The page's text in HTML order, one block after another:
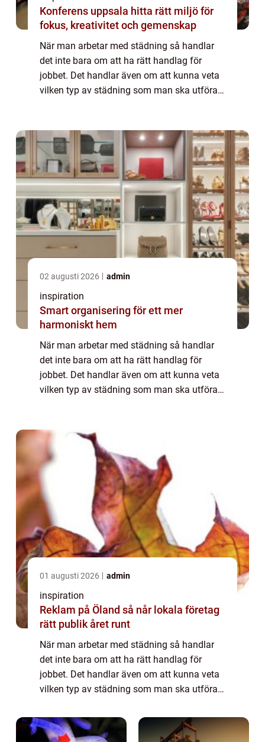
Konferens uppsala hitta rätt miljö för
fokus, kreativitet och gemenskap
När man arbetar med städning så handlar
det inte bara om att ha rätt handlag för
jobbet. Det handlar även om att kunna veta
vilken typ av städning som man ska utföra.
02 augusti 2026 admin
inspiration
Smart organisering för ett mer
harmoniskt hem
När man arbetar med städning så handlar
det inte bara om att ha rätt handlag för
jobbet. Det handlar även om att kunna veta
vilken typ av städning som man ska utföra.
01 augusti 2026 admin
inspiration
Reklam på Öland så når lokala företag
rätt publik året runt
När man arbetar med städning så handlar
det inte bara om att ha rätt handlag för
jobbet. Det handlar även om att kunna veta
vilken typ av städning som man ska utföra.
miljöer som man kommer att röra sig i. Det...